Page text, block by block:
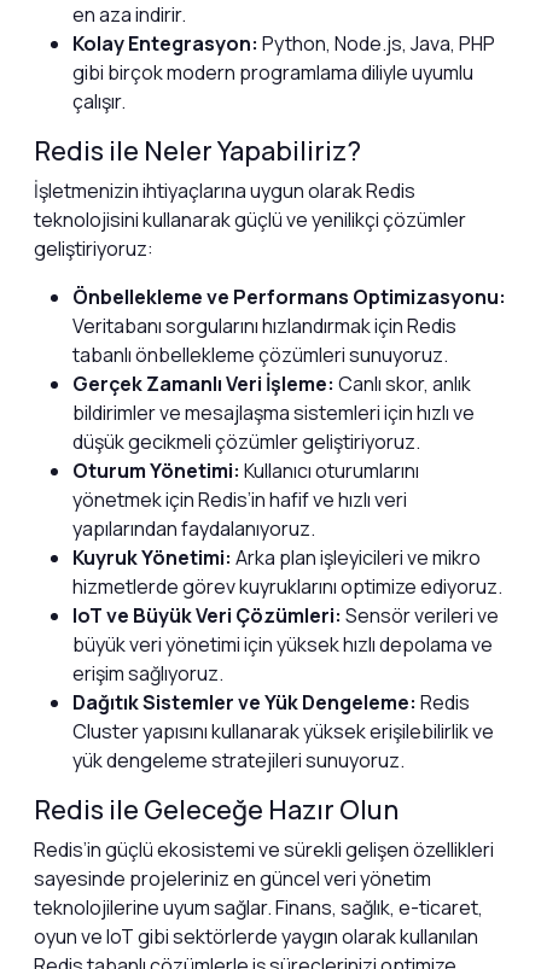
en aza indirir.
Kolay Entegrasyon: Python, Node.js, Java, PHP
gibi birçok modern programlama diliyle uyumlu
çalışır.
Redis ile Neler Yapabiliriz?
İşletmenizin ihtiyaçlarına uygun olarak Redis
teknolojisini kullanarak güçlü ve yenilikçi çözümler
geliştiriyoruz:
Önbellekleme ve Performans Optimizasyonu:
Veritabanı sorgularını hızlandırmak için Redis
tabanlı önbellekleme çözümleri sunuyoruz.
Gerçek Zamanlı Veri İşleme: Canlı skor, anlık
bildirimler ve mesajlaşma sistemleri için hızlı ve
düşük gecikmeli çözümler geliştiriyoruz.
Oturum Yönetimi: Kullanıcı oturumlarını
yönetmek için Redis’in hafif ve hızlı veri
yapılarından faydalanıyoruz.
Kuyruk Yönetimi: Arka plan işleyicileri ve mikro
hizmetlerde görev kuyruklarını optimize ediyoruz.
IoT ve Büyük Veri Çözümleri: Sensör verileri ve
büyük veri yönetimi için yüksek hızlı depolama ve
erişim sağlıyoruz.
Dağıtık Sistemler ve Yük Dengeleme: Redis
Cluster yapısını kullanarak yüksek erişilebilirlik ve
yük dengeleme stratejileri sunuyoruz.
Redis ile Geleceğe Hazır Olun
Redis’in güçlü ekosistemi ve sürekli gelişen özellikleri
sayesinde projeleriniz en güncel veri yönetim
teknolojilerine uyum sağlar. Finans, sağlık, e-ticaret,
oyun ve IoT gibi sektörlerde yaygın olarak kullanılan